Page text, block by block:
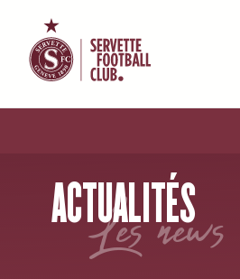
ACTUALITÉS
les news